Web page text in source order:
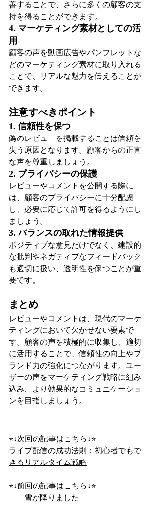
善することで、さらに多くの顧客の支
持を得ることができます。
4. マーケティング素材としての活
用
顧客の声を動画広告やパンフレットな
どのマーケティング素材に取り入れる
ことで、リアルな魅力を伝えることが
できます。
注意すべきポイント
1. 信頼性を保つ
偽のレビューを掲載することは信頼を
失う原因となります。顧客からの正直
な声を尊重しましょう。
2. プライバシーの保護
レビューやコメントを公開する際に
は、顧客のプライバシーに十分配慮
し、必要に応じて許可を得るようにし
ましょう。
3. バランスの取れた情報提供
ポジティブな意見だけでなく、建設的
な批判やネガティブなフィードバック
も適切に扱い、透明性を保つことが重
要です。
まとめ
レビューやコメントは、現代のマーケ
ティングにおいて欠かせない要素で
す。顧客の声を積極的に収集し、適切
に活用することで、信頼性の向上やブ
ランド力の強化につながります。ユー
ザーの声をマーケティング戦略に組み
込み、より効果的なコミュニケーショ
ンを目指しましょう。
⭐︎↓次回の記事はこちら↓⭐︎
ライブ配信の成功法則：初心者でもで
きるリアルタイム戦略
⭐︎↓前回の記事はこちら↓⭐︎
雪が降りました